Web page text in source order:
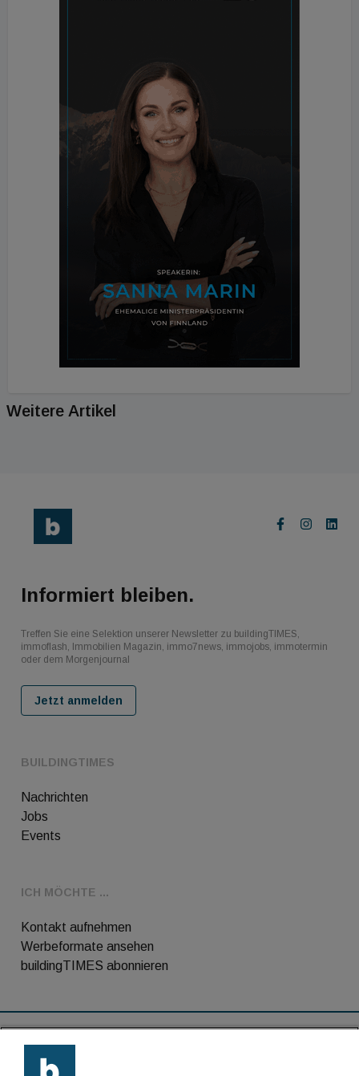
Weitere Artikel
BUILDINGTIMES
Nachrichten
Jobs
Events
ICH MÖCHTE ...
Kontakt aufnehmen
Werbeformate ansehen
buildingTIMES abonnieren
Informiert bleiben.
Treffen Sie eine Selektion unserer Newsletter zu buildingTIMES,
immoflash, Immobilien Magazin, immo7news, immojobs, immotermin
oder dem Morgenjournal
Jetzt anmelden